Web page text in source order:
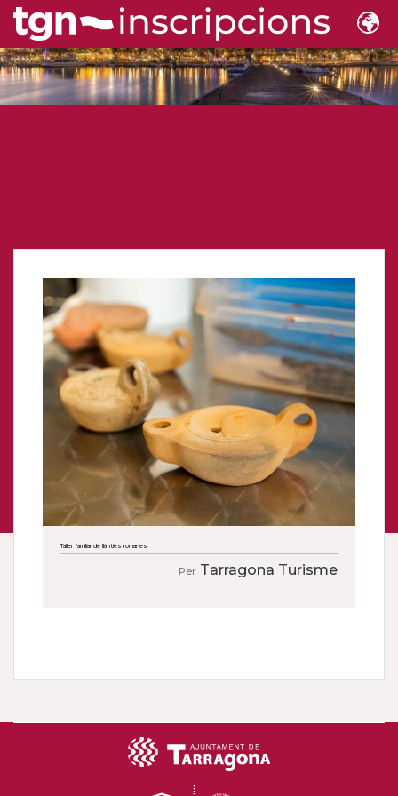
Taller familiar de llànties romanes
Per Tarragona Turisme